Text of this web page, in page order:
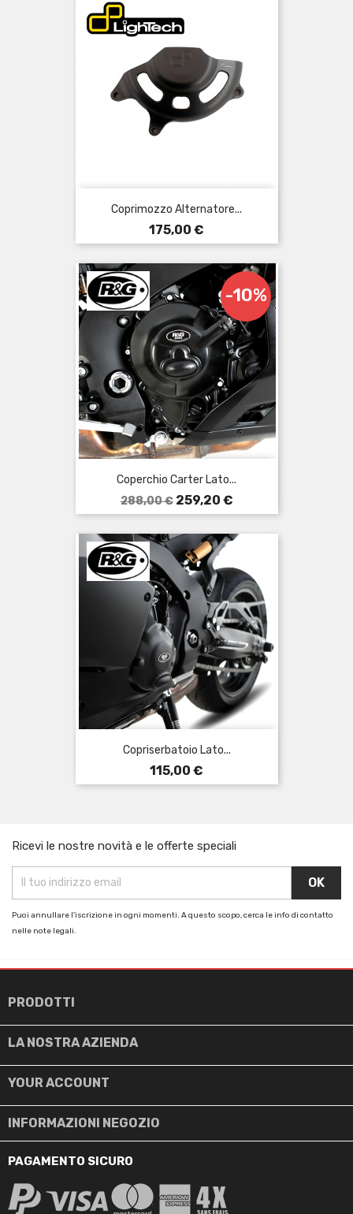
Coprimozzo Alternatore...
Prezzo
175,00 €
Coperchio Carter Lato...
Prezzo
base
288,00 €
-10%
Prezzo
259,20 €
Copriserbatoio Lato...
Prezzo
115,00 €
Ricevi le nostre novità e le offerte speciali
Puoi annullare l'iscrizione in ogni momenti. A questo scopo, cerca le info di contatto
nelle note legali.
PRODOTTI
LA NOSTRA AZIENDA
YOUR ACCOUNT
INFORMAZIONI NEGOZIO
PAGAMENTO SICURO